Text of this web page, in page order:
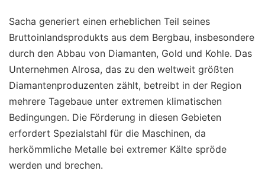
Sacha generiert einen erheblichen Teil seines
Bruttoinlandsprodukts aus dem Bergbau, insbesondere
durch den Abbau von Diamanten, Gold und Kohle. Das
Unternehmen Alrosa, das zu den weltweit größten
Diamantenproduzenten zählt, betreibt in der Region
mehrere Tagebaue unter extremen klimatischen
Bedingungen. Die Förderung in diesen Gebieten
erfordert Spezialstahl für die Maschinen, da
herkömmliche Metalle bei extremer Kälte spröde
werden und brechen.